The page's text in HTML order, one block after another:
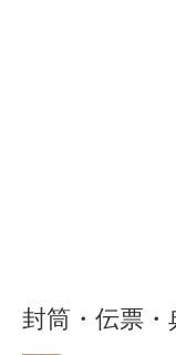
封筒・伝票